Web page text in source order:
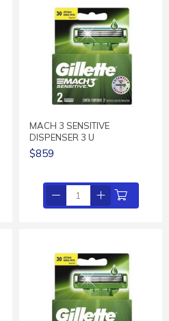
MACH 3 SENSITIVE
DISPENSER 3 U
$859